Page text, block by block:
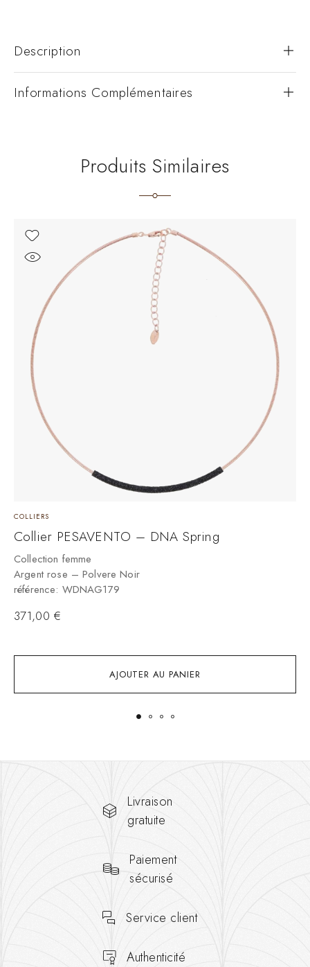
Description
Informations Complémentaires
Produits Similaires
AJOUTER AU PANIER
COLLIERS
Collier PESAVENTO – DNA Spring
Collection femme
Argent rose – Polvere Noir
référence: WDNAG179
371,00 €
Livraison
gratuite
Paiement
sécurisé
Service client
Authenticité